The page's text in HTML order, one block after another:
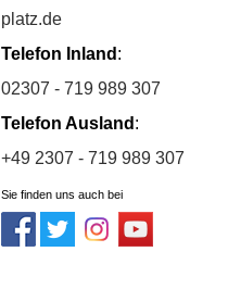
platz.de
Telefon Inland :
02307 - 719 989 307
Telefon Ausland :
+49 2307 - 719 989 307
Sie finden uns auch bei